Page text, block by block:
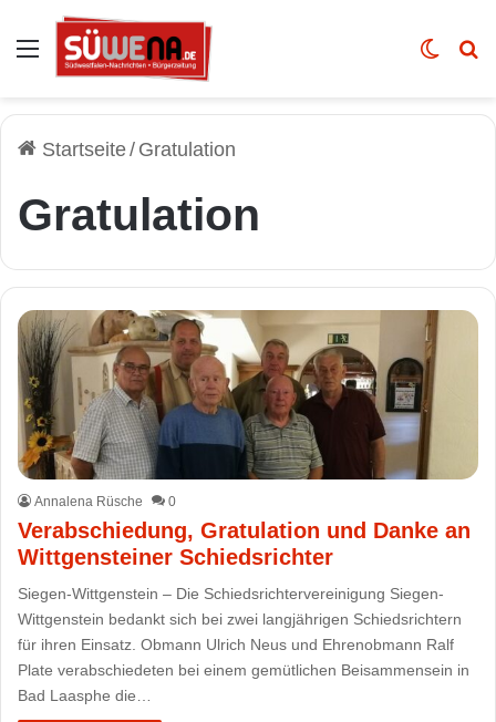
Auswahl Skin
Startseite/ Gratulation
Gratulation
Annalena Rüsche 0
Verabschiedung, Gratulation und Danke an
Wittgensteiner Schiedsrichter
Siegen-Wittgenstein – Die Schiedsrichtervereinigung Siegen-
Wittgenstein bedankt sich bei zwei langjährigen Schiedsrichtern
für ihren Einsatz. Obmann Ulrich Neus und Ehrenobmann Ralf
Plate verabschiedeten bei einem gemütlichen Beisammensein in
Bad Laasphe die…